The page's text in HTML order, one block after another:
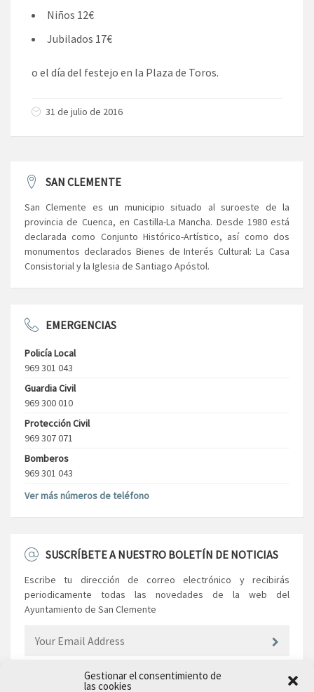
Gestionar el consentimiento de
las cookies
Niños 12€
Jubilados 17€
o el día del festejo en la Plaza de Toros.
31 de julio de 2016
SAN CLEMENTE
San Clemente es un municipio situado al suroeste de la
provincia de Cuenca, en Castilla-La Mancha. Desde 1980 está
declarada como Conjunto Histórico-Artístico, así como dos
monumentos declarados Bienes de Interés Cultural: La Casa
Consistorial y la Iglesia de Santiago Apóstol.
EMERGENCIAS
Policía Local
969 301 043
Guardia Civil
969 300 010
Protección Civil
969 307 071
Bomberos
969 301 043
Ver más números de teléfono
SUSCRÍBETE A NUESTRO BOLETÍN DE NOTICIAS
Escribe tu dirección de correo electrónico y recibirás
periodicamente todas las novedades de la web del
Ayuntamiento de San Clemente